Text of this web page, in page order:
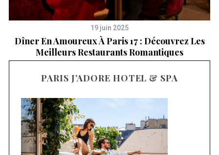
19 juin 2025
Dîner En Amoureux À Paris 17 : Découvrez Les
Meilleurs Restaurants Romantiques
PARIS J’ADORE HOTEL & SPA